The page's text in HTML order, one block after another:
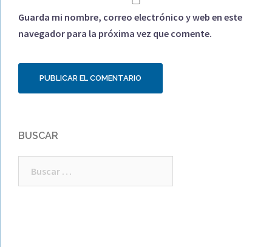
Guarda mi nombre, correo electrónico y web en este
navegador para la próxima vez que comente.
BUSCAR